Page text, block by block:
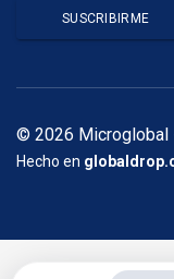
© 2026 Microglobal
Hecho en